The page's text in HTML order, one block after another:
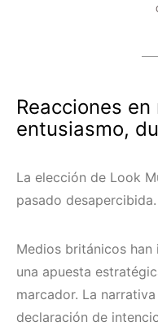
Reacciones
entusiasmo,
La elección de Look
pasado desapercibida.
Medios británicos
una apuesta
marcador. La
declaración de